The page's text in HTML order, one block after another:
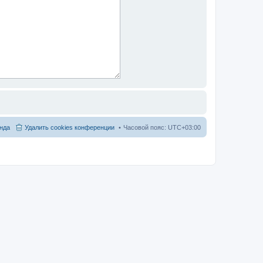
Часовой пояс: UTC+03:00
Удалить cookies конференции